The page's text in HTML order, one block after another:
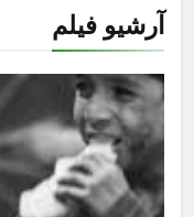
آرشیو فیلم